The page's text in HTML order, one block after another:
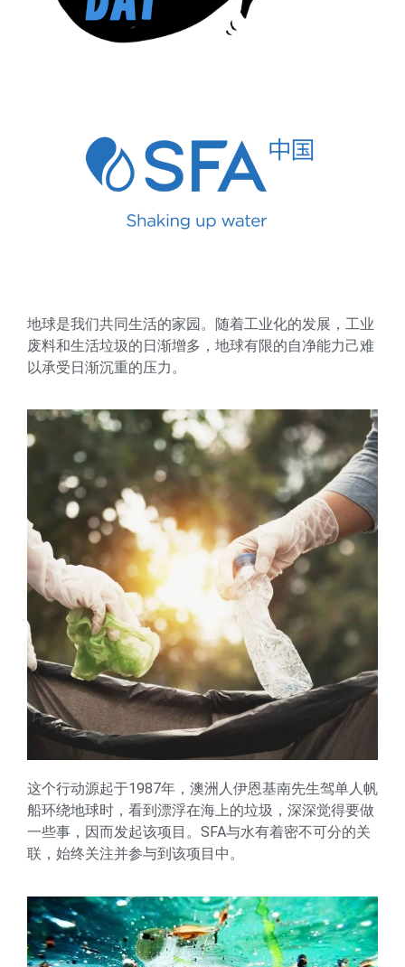
地球是我们共同生活的家园。随着工业化的发展，工业
废料和生活垃圾的日渐增多，地球有限的自净能力己难
以承受日渐沉重的压力。
这个行动源起于1987年，澳洲人伊恩基南先生驾单人帆
船环绕地球时，看到漂浮在海上的垃圾，深深觉得要做
一些事，因而发起该项目。SFA与水有着密不可分的关
联，始终关注并参与到该项目中。